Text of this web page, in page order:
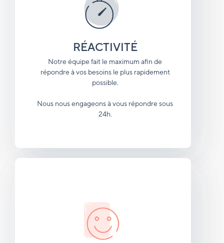
RÉACTIVITÉ
Notre équipe fait le maximum afin de
répondre à vos besoins le plus rapidement
possible.
Nous nous engageons à vous répondre sous
24h.